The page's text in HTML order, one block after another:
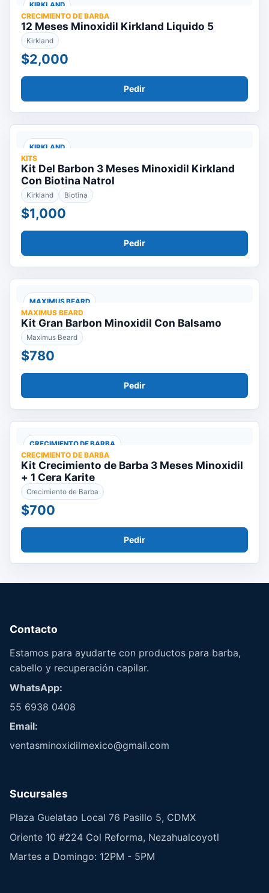
KIRKLAND
CRECIMIENTO DE BARBA
12 Meses Minoxidil Kirkland Liquido 5
Kirkland
$2,000
Pedir
KIRKLAND
KITS
Kit Del Barbon 3 Meses Minoxidil Kirkland
Con Biotina Natrol
Kirkland Biotina
$1,000
Pedir
MAXIMUS BEARD
MAXIMUS BEARD
Kit Gran Barbon Minoxidil Con Balsamo
Maximus Beard
$780
Pedir
CRECIMIENTO DE BARBA
CRECIMIENTO DE BARBA
Kit Crecimiento de Barba 3 Meses Minoxidil
+ 1 Cera Karite
Crecimiento de Barba
$700
Pedir
Contacto
Estamos para ayudarte con productos para barba,
cabello y recuperación capilar.
WhatsApp:
55 6938 0408
Email:
ventasminoxidilmexico@gmail.com
Sucursales
Plaza Guelatao Local 76 Pasillo 5, CDMX
Oriente 10 #224 Col Reforma, Nezahualcoyotl
Martes a Domingo: 12PM - 5PM